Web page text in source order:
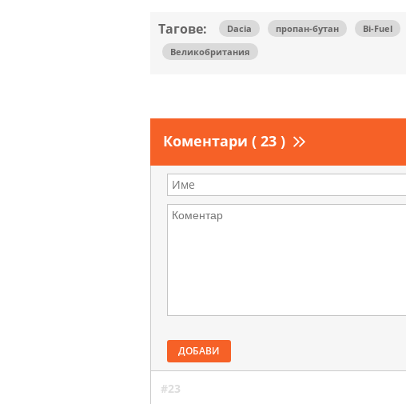
Тагове: Dacia пропан-бутан Bi-Fuel
Великобритания
Коментари ( 23 )
ДОБАВИ
#23